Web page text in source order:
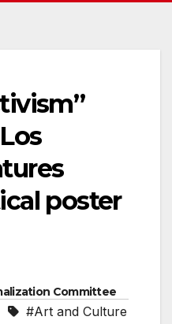
poster
Committee
#Art and Culture